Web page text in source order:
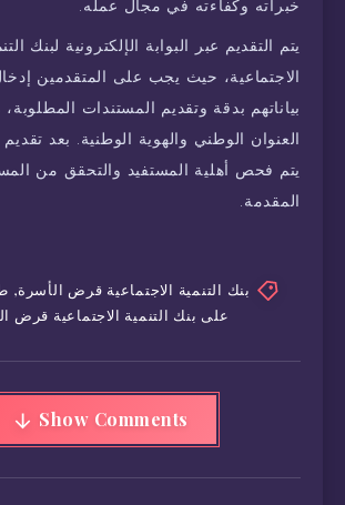
خبراته وكفاءته في مجال عمله.
يتم التقديم عبر البوابة الإلكترونية لبنك
الاجتماعية، حيث يجب على المتقدمين
بياناتهم بدقة وتقديم المستندات
العنوان الوطني والهوية الوطنية. بعد
يتم فحص أهلية المستفيد والتحقق من
المقدمة.
بنك التنمية الاجتماعية قرض الأسرة,
على بنك التنمية الاجتماعية قرض
Show Comments